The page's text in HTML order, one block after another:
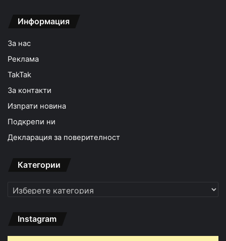
Информация
За нас
Реклама
TakTak
За контакти
Изпрати новина
Подкрепи ни
Декларация за поверителност
Категории
Категории
Instagram